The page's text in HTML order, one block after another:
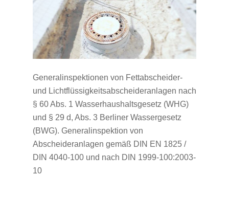
Generalinspektionen von Fettabscheider-
und Lichtflüssigkeitsabscheideranlagen nach
§ 60 Abs. 1 Wasserhaushaltsgesetz (WHG)
und § 29 d, Abs. 3 Berliner Wassergesetz
(BWG). Generalinspektion von
Abscheideranlagen gemäß DIN EN 1825 /
DIN 4040-100 und nach DIN 1999-100:2003-
10